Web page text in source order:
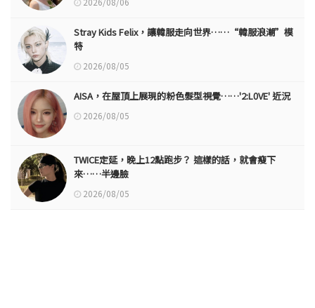
Stray Kids Felix，讓韓服走向世界……“韓服浪潮”模
特
2026/08/05
AISA，在屋頂上展現的粉色髮型視覺……'2:L0VE' 近況
2026/08/05
TWICE定延，晚上12點跑步？ 這樣的話，就會瘦下
來……半邊臉
2026/08/05